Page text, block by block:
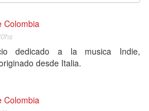
Colombia
dedicado a la musica Indie,
desde Italia.
Colombia